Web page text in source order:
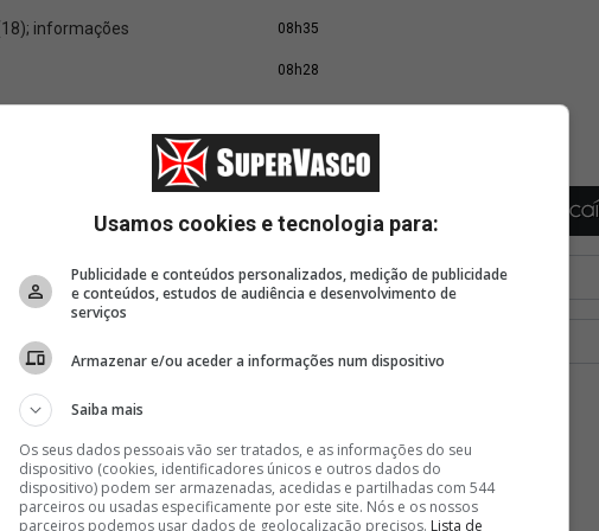
informações 08h35
08h28
de amanhã (18) 🏈 20h13
16h02
07) 13h52
11h03
Estadual
borboleta 09h57
Usamos cookies e tecnologia para:
Publicidade e conteúdos personalizados, medição de publicidade
e conteúdos, estudos de audiência e desenvolvimento de
serviços
Armazenar e/ou aceder a informações num dispositivo
Saiba mais
Os seus dados pessoais vão ser tratados, e as informações do seu
dispositivo (cookies, identificadores únicos e outros dados do
dispositivo) podem ser armazenadas, acedidas e partilhadas com 544
parceiros ou usadas especificamente por este site. Nós e os nossos
parceiros podemos usar dados de geolocalização precisos. Lista de